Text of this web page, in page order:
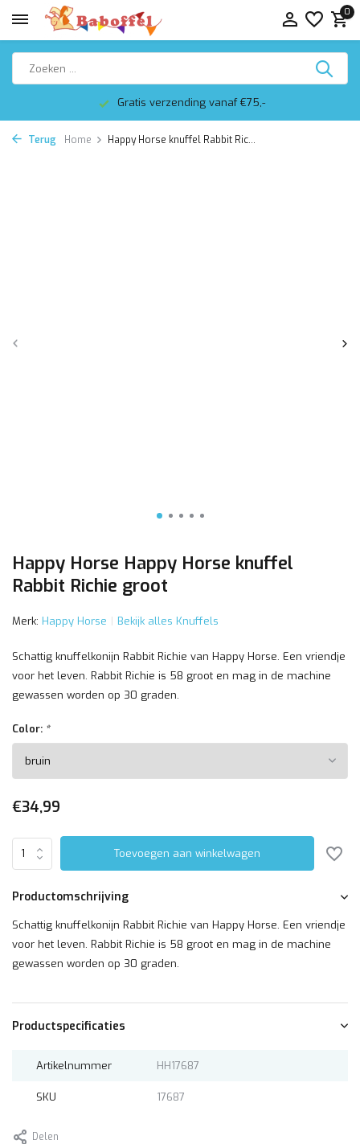
0
Gratis verzending vanaf €75,-
Terug Home Happy Horse knuffel Rabbit Ric...
Happy Horse Happy Horse knuffel
Rabbit Richie groot
Merk: Happy Horse Bekijk alles Knuffels
Schattig knuffelkonijn Rabbit Richie van Happy Horse. Een vriendje
voor het leven. Rabbit Richie is 58 groot en mag in de machine
gewassen worden op 30 graden.
Color: *
€34,99
Toevoegen aan winkelwagen
Productomschrijving
Schattig knuffelkonijn Rabbit Richie van Happy Horse. Een vriendje
voor het leven. Rabbit Richie is 58 groot en mag in de machine
gewassen worden op 30 graden.
Productspecificaties
Artikelnummer HH17687
SKU 17687
Delen